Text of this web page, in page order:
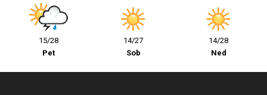
15/28
Pet
14/27
Sob
14/28
Ned